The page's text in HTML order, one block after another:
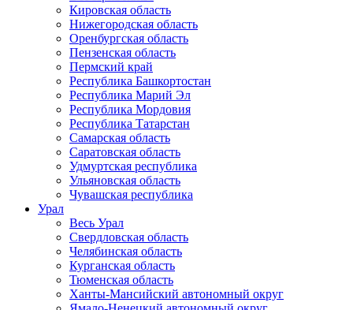
Кировская область
Нижегородская область
Оренбургская область
Пензенская область
Пермский край
Республика Башкортостан
Республика Марий Эл
Республика Мордовия
Республика Татарстан
Самарская область
Саратовская область
Удмуртская республика
Ульяновская область
Чувашская республика
Урал
Весь Урал
Свердловская область
Челябинская область
Курганская область
Тюменская область
Ханты-Мансийский автономный округ